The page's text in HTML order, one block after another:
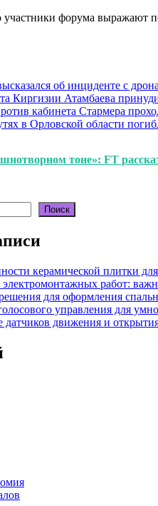
форума выражают
об инциденте с
Киргизии Атамбаева
кабинета Стармера
в Орловской области
тоне»: FT
Поиск
керамической плитки
работ:
для оформления
управления для
датчиков движения и